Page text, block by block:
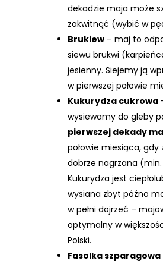
dekadzie maja może
zakwitnąć (wybić w
Brukiew – maj to
siewu brukwi
jesienny. Siejemy ją
w pierwszej połowie
Kukurydza cukrowa
wysiewamy do gleby
pierwszej dekady
połowie miesiąca, gdy
dobrze nagrzana (min.
Kukurydza jest
wysiana zbyt późno
w pełni dojrzeć –
optymalny w
Polski.
Fasolka szparagowa